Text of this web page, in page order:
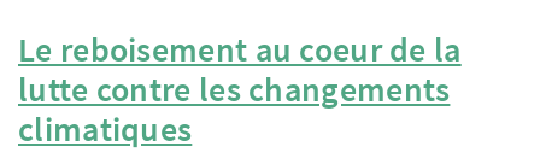
Le reboisement au coeur de la
lutte contre les changements
climatiques